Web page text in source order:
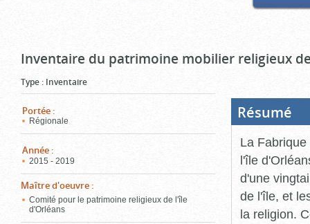
Inventaire du patrimoine mobilier religieux
Type : Inventaire
Portée :
Régionale
Année :
2015 - 2019
Maître d'oeuvre :
Comité pour le patrimoine religieux de l'île
d'Orléans
Résumé
La
l'île
d'une
de l'île, et
la religion.